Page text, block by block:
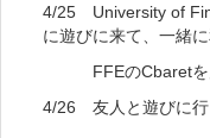
4/25 University of
に遊びに来て、一緒
FFEのCbaretを
4/26 友人と遊びに行